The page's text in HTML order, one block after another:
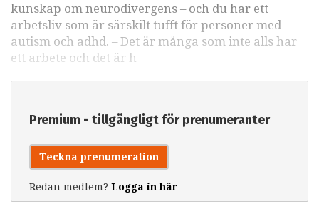
kunskap om neurodivergens – och du har ett
arbetsliv som är särskilt tufft för personer med
autism och adhd. – Det är många som inte alls har
ett arbete och det är h
Premium - tillgängligt för prenumeranter
Teckna prenumeration
Redan medlem? Logga in här